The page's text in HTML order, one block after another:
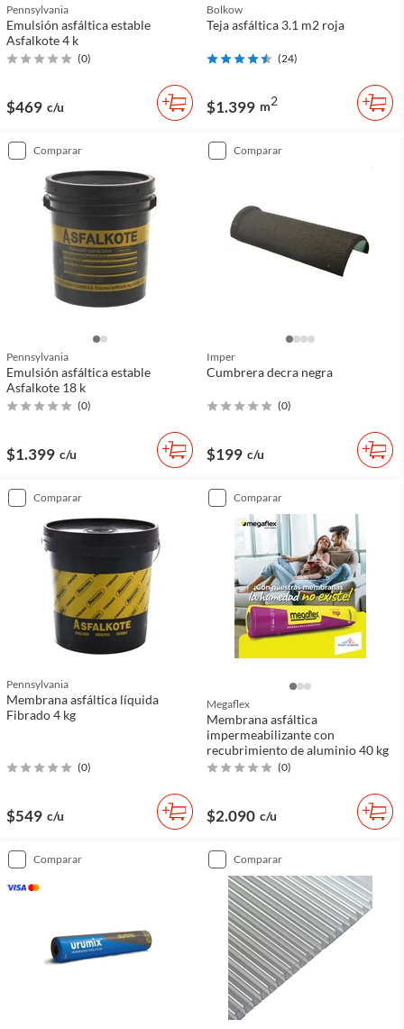
Pennsylvania
Emulsión asfáltica estable
Asfalkote 4 k
(0)
$469 c/u
Bolkow
Teja asfáltica 3.1 m2 roja
(24)
$1.399 m2
comparar
Pennsylvania
Emulsión asfáltica estable
Asfalkote 18 k
(0)
$1.399 c/u
comparar
Imper
Cumbrera decra negra
(0)
$199 c/u
comparar
Pennsylvania
Membrana asfáltica líquida
Fibrado 4 kg
(0)
$549 c/u
comparar
Megaflex
Membrana asfáltica
impermeabilizante con
recubrimiento de aluminio 40 kg
(0)
$2.090 c/u
comparar comparar